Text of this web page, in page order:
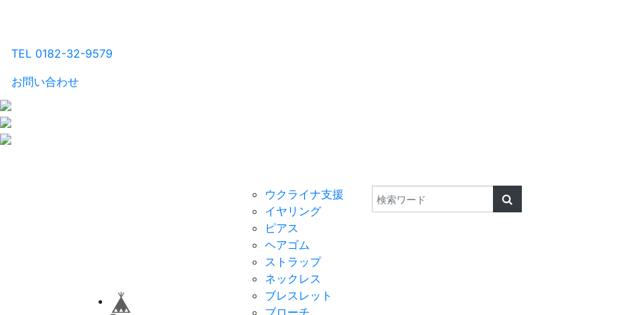
TEL 0182-32-9579
お問い合わせ
ウクライナ支援
イヤリング
ピアス
ヘアゴム
ストラップ
ネックレス
ブレスレット
ブローチ